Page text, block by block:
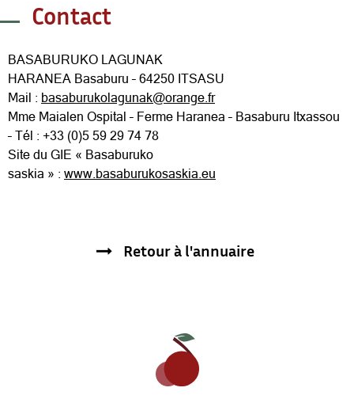
Contact
BASABURUKO LAGUNAK
HARANEA Basaburu – 64250 ITSASU
Mail : basaburukolagunak@orange.fr
Mme Maialen Ospital – Ferme Haranea – Basaburu Itxassou
– Tél : +33 (0)5 59 29 74 78
Site du GIE « Basaburuko
saskia » : www.basaburukosaskia.eu
Retour à l'annuaire